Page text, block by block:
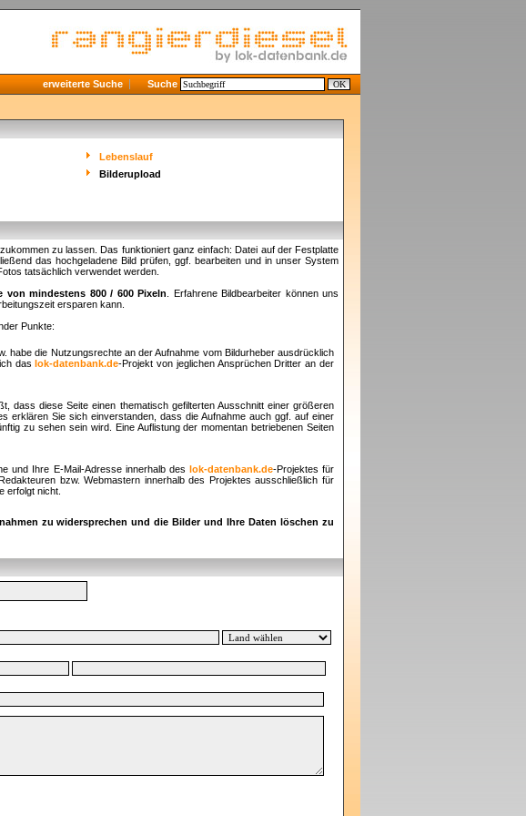
erweiterte Suche Suche
Lebenslauf
Bilderupload
zu lassen. Das funktioniert ganz einfach: Datei auf der Festplatte
das hochgeladene Bild prüfen, ggf. bearbeiten und in unser System
tatsächlich verwendet werden.
von mindestens 800 / 600 Pixeln . Erfahrene Bildbearbeiter können uns
ersparen kann.
Punkte:
habe die Nutzungsrechte an der Aufnahme vom Bildurheber ausdrücklich
ich daslok-datenbank.de-Projekt von jeglichen Ansprüchen Dritter an der
dass diese Seite einen thematisch gefilterten Ausschnitt einer größeren
erklären Sie sich einverstanden, dass die Aufnahme auch ggf. auf einer
zu sehen sein wird. Eine Auflistung der momentan betriebenen Seiten
und Ihre E-Mail-Adresse innerhalb des lok-datenbank.de-Projektes für
bzw. Webmastern innerhalb des Projektes ausschließlich für
erfolgt nicht.
zu widersprechen und die Bilder und Ihre Daten löschen zu